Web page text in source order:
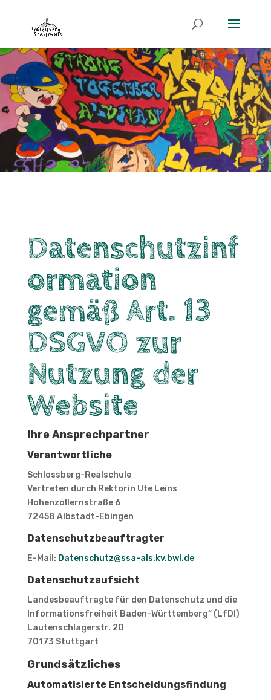
Datenschutzinf
ormation
gemäß Art. 13
DSGVO zur
Nutzung der
Website
Ihre Ansprechpartner
Verantwortliche
Schlossberg-Realschule
Vertreten durch Rektorin Ute Leins
Hohenzollernstraße 6
72458 Albstadt-Ebingen
Datenschutzbeauftragter
E-Mail: Datenschutz@ssa-als.kv.bwl.de
Datenschutzaufsicht
Landesbeauftragte für den Datenschutz und die
Informationsfreiheit Baden-Württemberg“ (LfDI)
Lautenschlagerstr. 20
70173 Stuttgart
Grundsätzliches
Automatisierte Entscheidungsfindung